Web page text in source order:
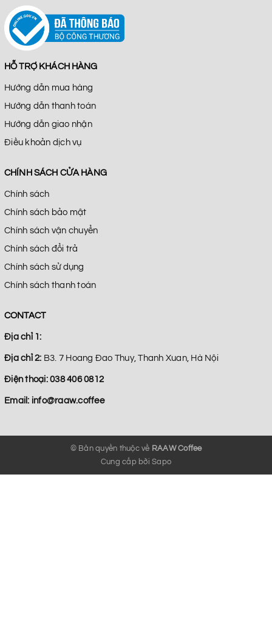
HỖ TRỢ KHÁCH HÀNG
Hướng dẫn mua hàng
Hướng dẫn thanh toán
Hướng dẫn giao nhận
Điều khoản dịch vụ
CHÍNH SÁCH CỬA HÀNG
Chính sách
Chính sách bảo mật
Chính sách vận chuyển
Chính sách đổi trả
Chính sách sử dụng
Chính sách thanh toán
CONTACT
Địa chỉ 1:
Địa chỉ 2: B3. 7 Hoang Đao Thuy, Thanh Xuan, Hà Nội
Điện thoại: 038 406 0812
Email: info@raaw.coffee
© Bản quyền thuộc về RAAW Coffee
Cung cấp bởiSapo